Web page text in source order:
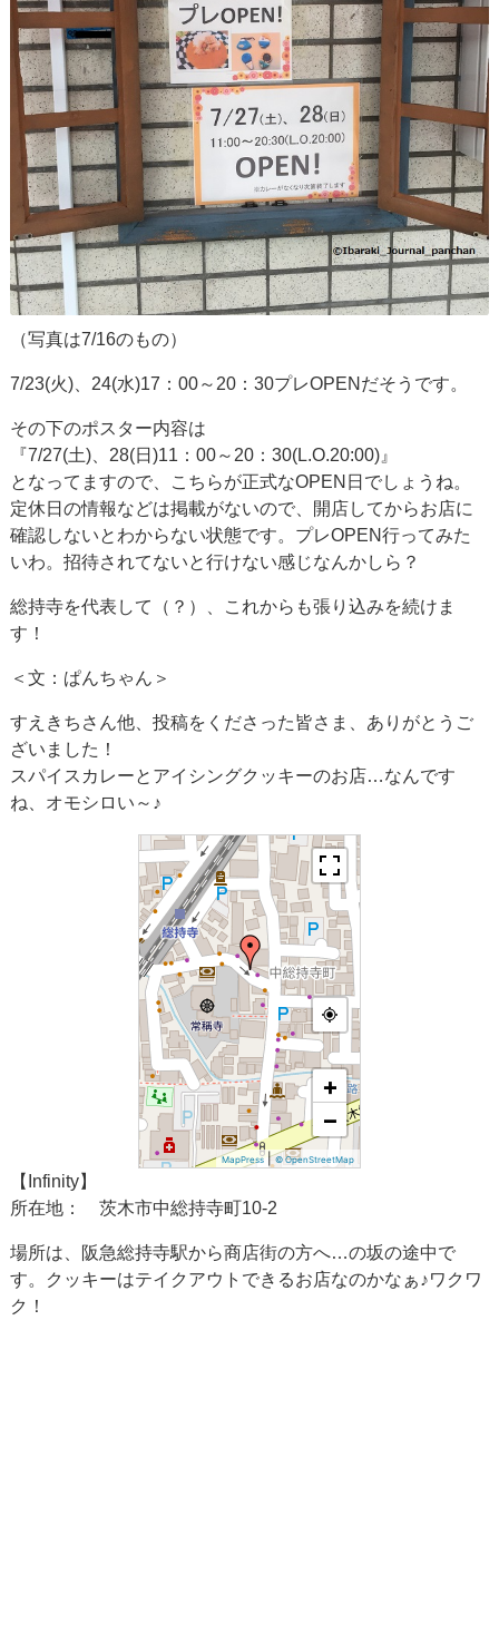
（写真は7/16のもの）
7/23(火)、24(水)17：00～20：30プレOPENだそうです。
その下のポスター内容は
『7/27(土)、28(日)11：00～20：30(L.O.20:00)』
となってますので、こちらが正式なOPEN日でしょうね。
定休日の情報などは掲載がないので、開店してからお店に
確認しないとわからない状態です。プレOPEN行ってみた
いわ。招待されてないと行けない感じなんかしら？
総持寺を代表して（？）、これからも張り込みを続けま
す！
＜文：ぱんちゃん＞
すえきちさん他、投稿をくださった皆さま、ありがとうご
ざいました！
スパイスカレーとアイシングクッキーのお店…なんです
ね、オモシロい～♪
+
−
MapPress|© OpenStreetMap
【Infinity】
所在地： 茨木市中総持寺町10-2
場所は、阪急総持寺駅から商店街の方へ…の坂の途中で
す。クッキーはテイクアウトできるお店なのかなぁ♪ワクワ
ク！